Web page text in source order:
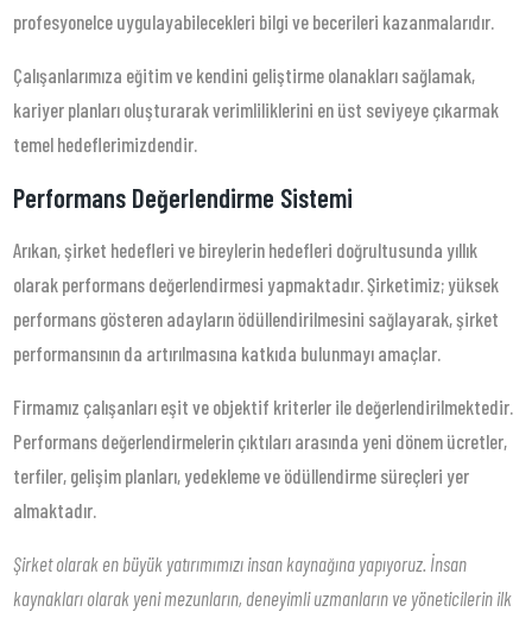
profesyonelce uygulayabilecekleri bilgi ve becerileri kazanmalarıdır.
Çalışanlarımıza eğitim ve kendini geliştirme olanakları sağlamak,
kariyer planları oluşturarak verimliliklerini en üst seviyeye çıkarmak
temel hedeflerimizdendir.
Performans Değerlendirme Sistemi
Arıkan, şirket hedefleri ve bireylerin hedefleri doğrultusunda yıllık
olarak performans değerlendirmesi yapmaktadır. Şirketimiz; yüksek
performans gösteren adayların ödüllendirilmesini sağlayarak, şirket
performansının da artırılmasına katkıda bulunmayı amaçlar.
Firmamız çalışanları eşit ve objektif kriterler ile değerlendirilmektedir.
Performans değerlendirmelerin çıktıları arasında yeni dönem ücretler,
terfiler, gelişim planları, yedekleme ve ödüllendirme süreçleri yer
almaktadır.
Şirket olarak en büyük yatırımımızı insan kaynağına yapıyoruz. İnsan
kaynakları olarak yeni mezunların, deneyimli uzmanların ve yöneticilerin ilk